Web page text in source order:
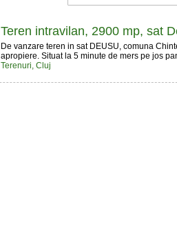
Teren intravilan, 2900 mp, sat
De vanzare teren in sat DEUSU, comuna
apropiere. Situat la 5 minute de mers pe jos
Terenuri, Cluj